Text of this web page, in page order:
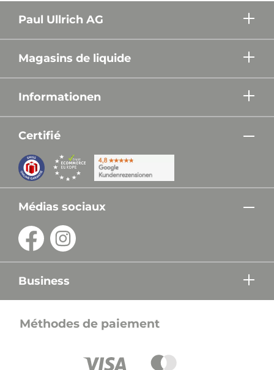
Paul Ullrich AG
Magasins de liquide
Informationen
Certifié
Médias sociaux
Business
Méthodes de paiement